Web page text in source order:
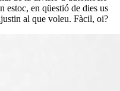
estoc, en qüestió de dies us
al que voleu. Fàcil, oi?